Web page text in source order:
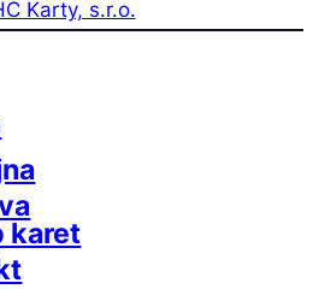
karet
prodejny! PO a
11-15